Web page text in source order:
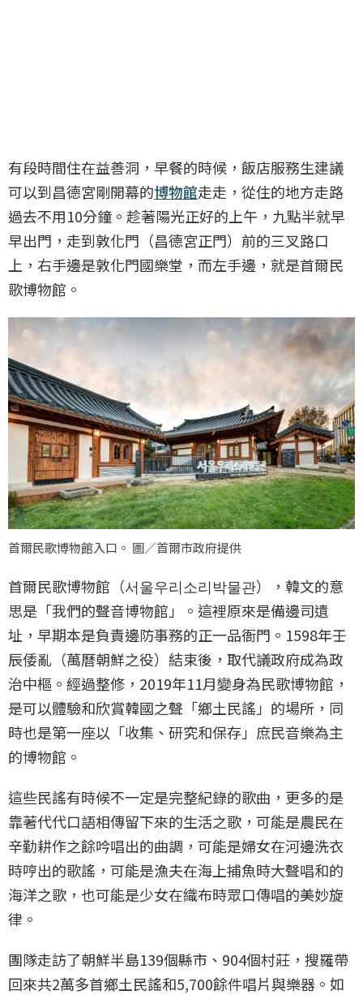
有段時間住在益善洞，早餐的時候，飯店服務生建議
可以到昌德宮剛開幕的博物館走走，從住的地方走路
過去不用10分鐘。趁著陽光正好的上午，九點半就早
早出門，走到敦化門（昌德宮正門）前的三叉路口
上，右手邊是敦化門國樂堂，而左手邊，就是首爾民
歌博物館。
首爾民歌博物館入口。 圖／首爾市政府提供
首爾民歌博物館（서울우리소리박물관），韓文的意
思是「我們的聲音博物館」。這裡原來是備邊司遺
址，早期本是負責邊防事務的正一品衙門。1598年壬
辰倭亂（萬曆朝鮮之役）結束後，取代議政府成為政
治中樞。經過整修，2019年11月變身為民歌博物館，
是可以體驗和欣賞韓國之聲「鄉土民謠」的場所，同
時也是第一座以「收集、研究和保存」庶民音樂為主
的博物館。
這些民謠有時候不一定是完整紀錄的歌曲，更多的是
靠著代代口語相傳留下來的生活之歌，可能是農民在
辛勤耕作之餘吟唱出的曲調，可能是婦女在河邊洗衣
時哼出的歌謠，可能是漁夫在海上捕魚時大聲唱和的
海洋之歌，也可能是少女在織布時眾口傳唱的美妙旋
律。
團隊走訪了朝鮮半島139個縣市、904個村莊，搜羅帶
回來共2萬多首鄉土民謠和5,700餘件唱片與樂器。如